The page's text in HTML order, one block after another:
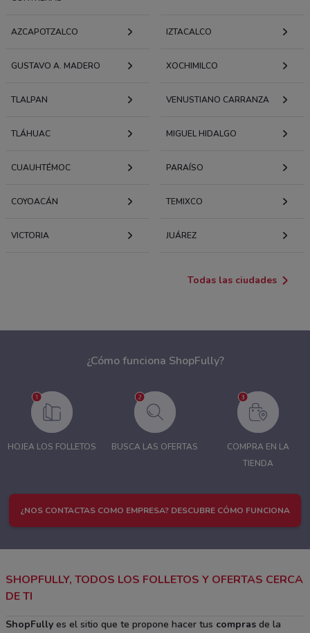
AZCAPOTZALCO IZTACALCO
GUSTAVO A. MADERO XOCHIMILCO
TLALPAN VENUSTIANO CARRANZA
TLÁHUAC MIGUEL HIDALGO
CUAUHTÉMOC PARAÍSO
COYOACÁN TEMIXCO
VICTORIA JUÁREZ
Todas las ciudades
¿Cómo funciona ShopFully?
HOJEA LOS FOLLETOS BUSCA LAS OFERTAS
COMPRA EN LA
TIENDA
¿NOS CONTACTAS COMO EMPRESA? DESCUBRE CÓMO FUNCIONA
SHOPFULLY, TODOS LOS FOLLETOS Y OFERTAS CERCA
DE TI
ShopFully es el sitio que te propone hacer tus compras de la